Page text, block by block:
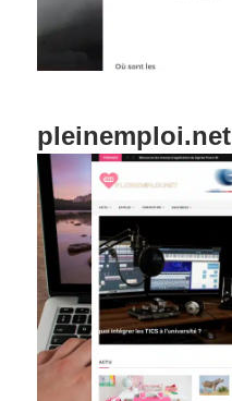
pleinemploi.net